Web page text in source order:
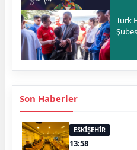
Türk
Son Haberler
ESKİŞEHİR
13:58